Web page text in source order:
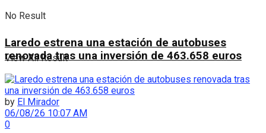
No Result
View All Result
Laredo estrena una estación de autobuses
renovada tras una inversión de 463.658 euros
by El Mirador
06/08/26 10:07 AM
0